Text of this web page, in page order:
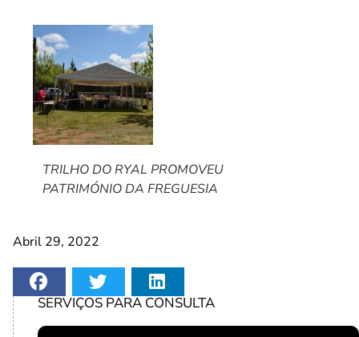
TRILHO DO RYAL PROMOVEU
PATRIMÓNIO DA FREGUESIA
Abril 29, 2022
SERVIÇOS PARA CONSULTA